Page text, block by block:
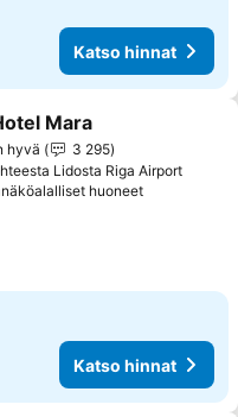
Katso hinnat
suosikkeihin
Mara
hyvä
3 295
Lidosta Riga Airport
huoneetKatso
Katso hinnat